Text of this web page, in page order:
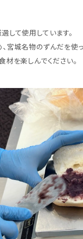
して使用しています。
宮城名物のずんだを使
材を楽しんでください。